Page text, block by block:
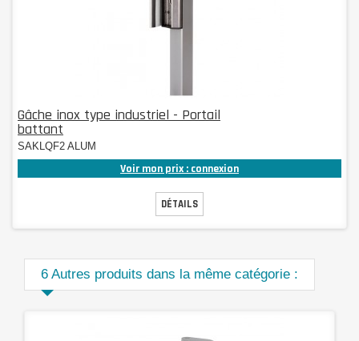
Gâche inox type industriel - Portail
battant
SAKLQF2 ALUM
Voir mon prix : connexion
DÉTAILS
6 Autres produits dans la même catégorie :